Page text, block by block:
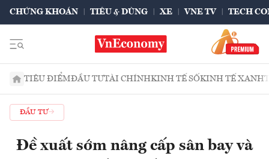
CHỨNG KHOÁN TIÊU & DÙNG XE VNE TV TECH
TIÊU ĐIỂMĐẦU TƯTÀI CHÍNHKINH TẾ SỐKINH TẾ XANH
ĐẦU TƯ
Đề xuất sớm nâng cấp sân bay và